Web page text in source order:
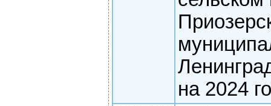
на 2024